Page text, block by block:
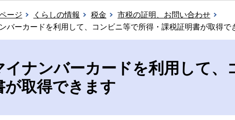
ージ くらしの情報 税金
市税の証明、お問い合わせ
バーカードを利用して、コンビニ等で所得・課税証明書が取得で
イナンバーカードを利用して、
が取得できます